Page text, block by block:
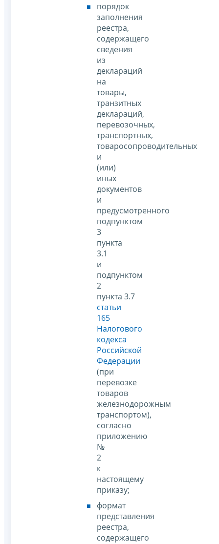
порядок
заполнения
реестра,
содержащего
сведения
из
деклараций
на
товары,
транзитных
деклараций,
перевозочных,
транспортных,
товаросопроводительных
и
(или)
иных
документов
и
предусмотренного
подпунктом
3
пункта
3.1
и
подпунктом
2
пункта 3.7
статьи
165
Налогового
кодекса
Российской
Федерации
(при
перевозке
товаров
железнодорожным
транспортом),
согласно
приложению
№
2
к
настоящему
приказу;
формат
представления
реестра,
содержащего